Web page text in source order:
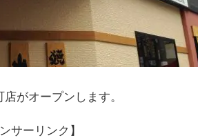
がオープンします。
サーリンク】